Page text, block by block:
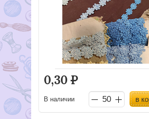
0,30 Р
В наличии в